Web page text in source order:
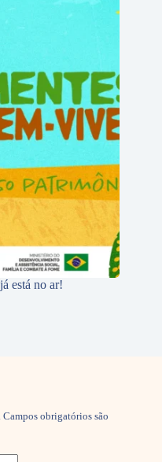
está no ar!
Campos obrigatórios são